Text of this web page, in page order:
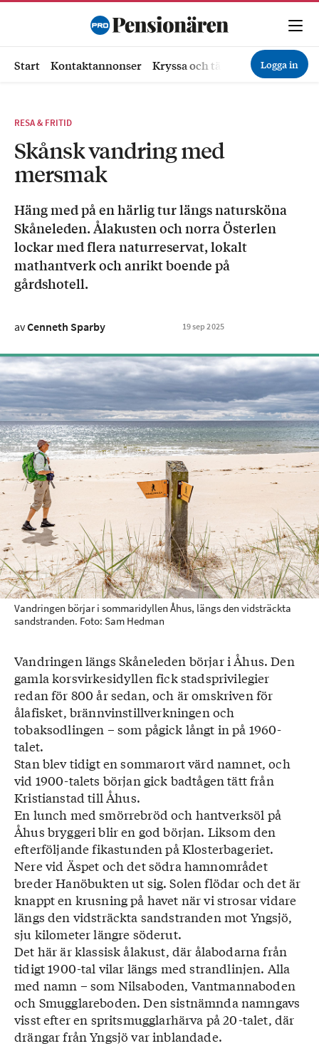
Start Kontaktannonser Kryssa och tävla Ekonomi
Logga in
RESA & FRITID
Skånsk vandring med
mersmak
Häng med på en härlig tur längs natursköna
Skåneleden. Ålakusten och norra Österlen
lockar med flera naturreservat, lokalt
mathantverk och anrikt boende på
gårdshotell.
avCenneth Sparby 19sep 2025
Vandringen börjar i sommaridyllen Åhus, längs den vidsträckta
sandstranden. Foto: Sam Hedman
Vandringen längs Skåneleden börjar i Åhus. Den
gamla korsvirkesidyllen fick stadsprivilegier
redan för 800 år sedan, och är omskriven för
ålafisket, brännvinstillverkningen och
tobaksodlingen – som pågick långt in på 1960-
talet.
Stan blev tidigt en sommarort värd namnet, och
vid 1900-talets början gick badtågen tätt från
Kristianstad till Åhus.
En lunch med smörrebröd och hantverksöl på
Åhus bryggeri blir en god början. Liksom den
efterföljande fikastunden på Klosterbageriet.
Nere vid Äspet och det södra hamnområdet
breder Hanöbukten ut sig. Solen flödar och det är
knappt en krusning på havet när vi strosar vidare
längs den vidsträckta sandstranden mot Yngsjö,
sju kilometer längre söderut.
Det här är klassisk ålakust, där ålabodarna från
tidigt 1900-tal vilar längs med strandlinjen. Alla
med namn – som Nilsaboden, Vantmannaboden
och Smugglareboden. Den sistnämnda namngavs
visst efter en spritsmugglarhärva på 20-talet, där
drängar från Yngsjö var inblandade.